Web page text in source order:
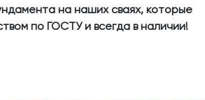
на наших сваях, которые
по ГОСТУ и всегда в наличии!